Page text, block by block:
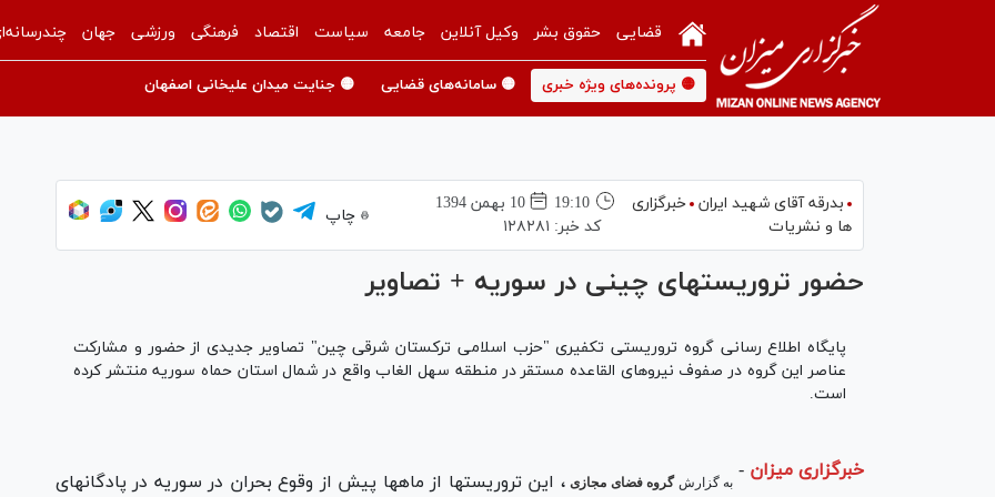
قضایی حقوق بشر وکیل آنلاین جامعه سیاست اقتصاد فرهنگی ورزشی جهان
🟡 پرونده‌های ویژه خبری 🟡 سامانه‌های قضایی 🟡 جنایت میدان علیخانی اصفهان
بدرقه آقای شهید ایران خبرگزاری
ها و نشریات
19:10
10 بهمن 1394
کد خبر: ۱۲۸۲۸۱
چاپ
حضور تروریستهای چینی در سوریه + تصاویر
پایگاه اطلاع رسانی گروه تروریستی تکفیری "حزب اسلامی ترکستان شرقی چین" تصاویر جدیدی از حضور و مشارکت
عناصر این گروه در صفوف نیروهای القاعده مستقر در منطقه سهل الغاب واقع در شمال استان حماه سوریه منتشر کرده
است.
خبرگزاری میزان - به گزارشگروه فضای مجازی ، این تروریستها از ماهها پیش از وقوع بحران در سوریه در پادگانهای